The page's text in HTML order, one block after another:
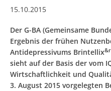
15.10.2015
Der G-BA (Gemeinsame
Ergebnis der frühen
Antidepressivums Brintellix
sieht auf der Basis der vom
Wirtschaftlichkeit und
3. August 2015 vorgelegten